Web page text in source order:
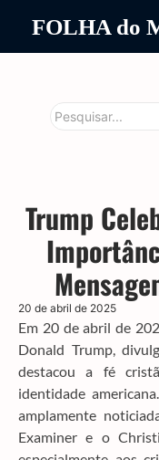
FOLHA do
Trump
20 de abril de 2025
Em 20 de abril de
Donald Trump,
destacou a fé
identidade
amplamente
Examiner e o